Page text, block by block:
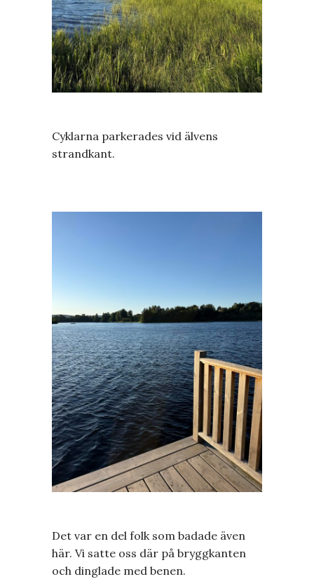
Cyklarna parkerades vid älvens
strandkant.
Det var en del folk som badade även
här. Vi satte oss där på bryggkanten
och dinglade med benen.